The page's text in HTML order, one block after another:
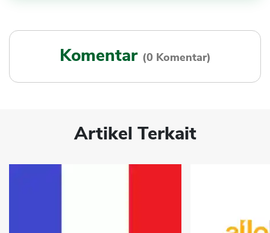
Komentar (0 Komentar)
Artikel Terkait